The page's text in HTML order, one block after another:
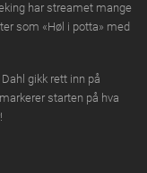
har streamet mange
som «Høl i potta» med
gikk rett inn på
starten på hva